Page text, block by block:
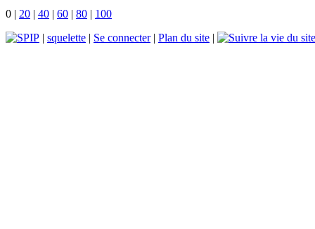
0 | 20 | 40 | 60 | 80 | 100
| squelette | Se connecter| Plan du site |